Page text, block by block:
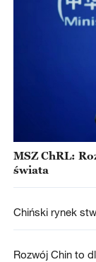
MSZ ChRL:
świata
Chiński rynek
Rozwój Chin to